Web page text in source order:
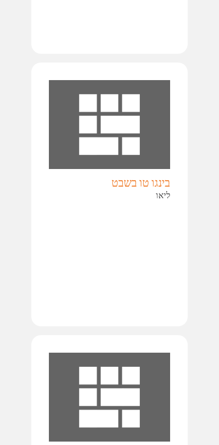
בינגו טו בשבט
ליאו